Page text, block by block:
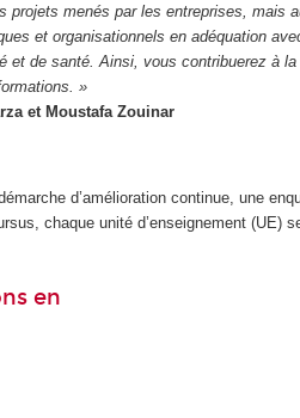
projets menés par les entreprises,
et organisationnels en adéquation
et de santé. Ainsi, vous contribuerez à
»
et Moustafa Zouinar
d’amélioration continue, une
chaque unité d’enseignement (UE)
en